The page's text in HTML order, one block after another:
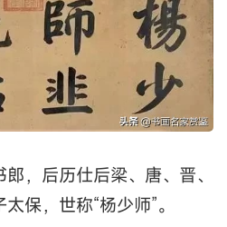
，后历仕后梁、唐、晋、
保，世称“杨少师”。